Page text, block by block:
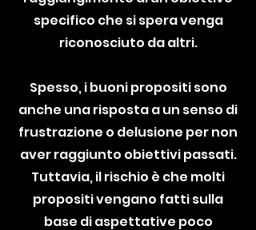
specifico che si spera venga
riconosciuto da altri.
Spesso, i buoni propositi sono
anche una risposta a un senso di
frustrazione o delusione per non
aver raggiunto obiettivi passati.
Tuttavia, il rischio è che molti
propositi vengano fatti sulla
base di aspettative poco